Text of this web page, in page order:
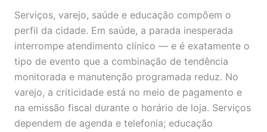
Serviços, varejo, saúde e educação compõem o
perfil da cidade. Em saúde, a parada inesperada
interrompe atendimento clínico — e é exatamente o
tipo de evento que a combinação de tendência
monitorada e manutenção programada reduz. No
varejo, a criticidade está no meio de pagamento e
na emissão fiscal durante o horário de loja. Serviços
dependem de agenda e telefonia; educação